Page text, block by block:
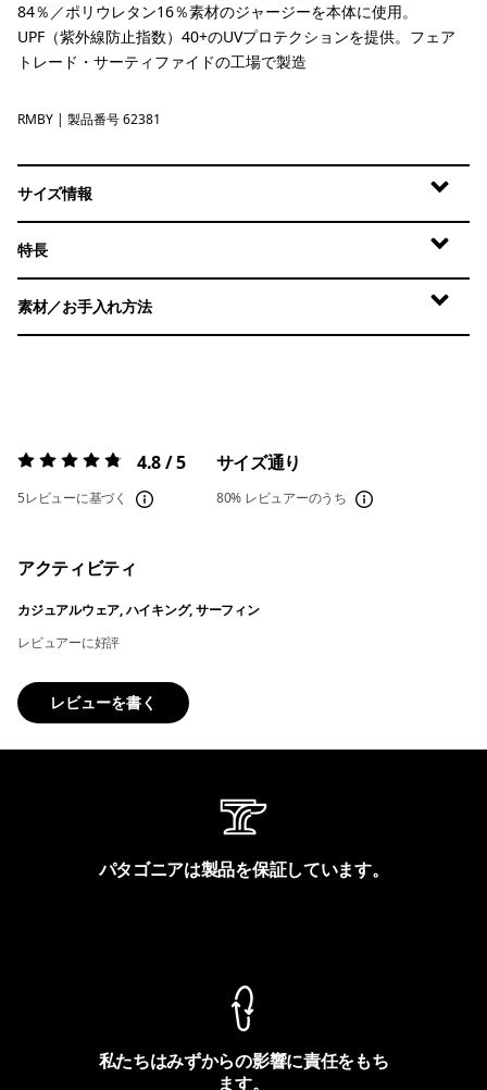
84％／ポリウレタン16％素材のジャージーを本体に使用。
UPF（紫外線防止指数）40+のUVプロテクションを提供。フェア
トレード・サーティファイドの工場で製造
Ridge Rise Moonlight: Buttercup Yellow
RMBY | 製品番号 62381
サイズ情報
特長
素材／お手入れ方法
評価:4.8 / 5 4.8 / 5
5レビューに基づく
サイズ通り
80% レビュアーのうち
アクティビティ
カジュアルウェア, ハイキング, サーフィン
レビュアーに好評
レビューを書く
パタゴニアは製品を保証しています。
私たちはみずからの影響に責任をもち
ます。